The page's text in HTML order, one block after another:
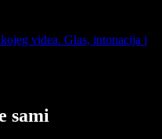
videa. Glas, intonacija i
sami